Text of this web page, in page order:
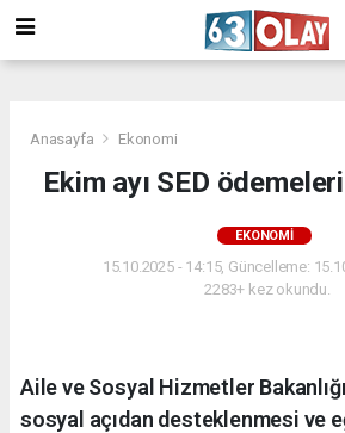
Anasayfa Ekonomi
Ekim ayı SED
EKONOMI
15.10.2025 - 14:15, Güncelleme:
2283+ kez okundu.
Aile ve Sosyal Hizmetler
sosyal açıdan desteklenmesi ve